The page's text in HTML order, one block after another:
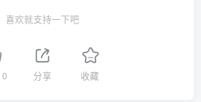
喜欢就支持一下吧
0 分享 收藏